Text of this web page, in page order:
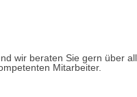
wir beraten Sie gern über
Mitarbeiter.